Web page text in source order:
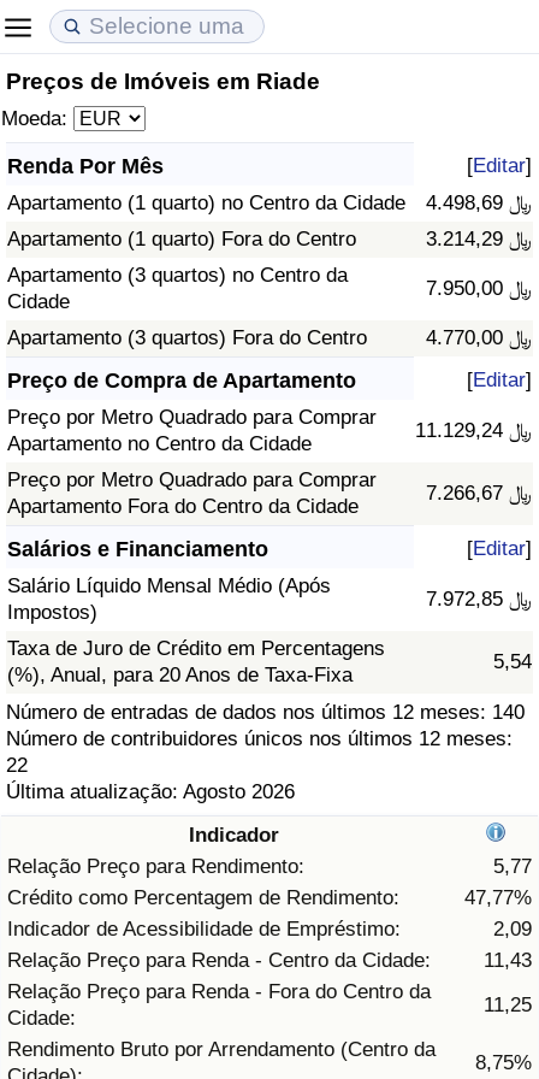
Preços de Imóveis em Riade
Moeda:
Renda Por Mês [Editar]
Apartamento (1 quarto) no Centro da Cidade
4.498,69 ﷼
Apartamento (1 quarto) Fora do Centro
3.214,29 ﷼
Apartamento (3 quartos) no Centro da
Cidade
7.950,00 ﷼
Apartamento (3 quartos) Fora do Centro 4.770,00 ﷼
Preço de Compra de Apartamento [Editar]
Preço por Metro Quadrado para Comprar
Apartamento no Centro da Cidade
11.129,24 ﷼
Preço por Metro Quadrado para Comprar
Apartamento Fora do Centro da Cidade
7.266,67 ﷼
Salários e Financiamento [Editar]
Salário Líquido Mensal Médio (Após
Impostos)
7.972,85 ﷼
Taxa de Juro de Crédito em Percentagens
(%), Anual, para 20 Anos de Taxa-Fixa
5,54
Número de entradas de dados nos últimos 12 meses: 140
Número de contribuidores únicos nos últimos 12 meses:
22
Última atualização: Agosto 2026
Indicador
Relação Preço para Rendimento:
5,77
Crédito como Percentagem de Rendimento:
47,77%
Indicador de Acessibilidade de Empréstimo:
2,09
Relação Preço para Renda - Centro da Cidade:
11,43
Relação Preço para Renda - Fora do Centro da
Cidade:
11,25
Rendimento Bruto por Arrendamento (Centro da
8,75%
Custo de Vida
Indicador de Custo de Vida (Atual)
Indicador de Custo de Vida
Indicador de Custo de Vida Por País
em Aqaba
Preços de Imóveis
Indicador de Preços de Imóveis (Atual)
Indicador de Preços de Imóveis
Indicador de Preços de Imóveis por País
Qualidade de Vida
Indicador de Qualidade de Vida
Indicador de Qualidade de Vida (Atual)
Índice de qualidade de vida por país
Crime
Taxa do Indicador de Crime (Atual)
Índice de criminalidade por país
Saúde
Indicador de Saúde (Atual)
Indicador de Saúde
Indicador de Saúde por País
Indicador de Poluição (Atual)
Índice de poluição
Indicador de Poluição por País
Trânsito